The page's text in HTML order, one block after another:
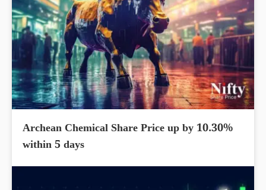
Archean Chemical Share Price up by 10.30%
within 5 days